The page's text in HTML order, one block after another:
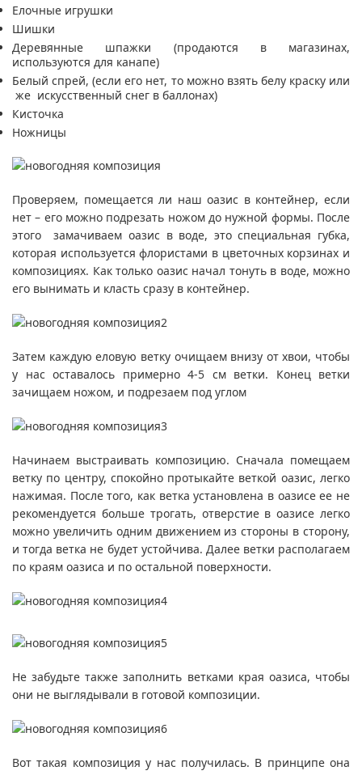
Елочные игрушки
Шишки
Деревянные шпажки (продаются в магазинах,
используются для канапе)
Белый спрей, (если его нет, то можно взять белу краску или
же искусственный снег в баллонах)
Кисточка
Ножницы
Проверяем, помещается ли наш оазис в контейнер, если
нет – его можно подрезать ножом до нужной формы. После
этого замачиваем оазис в воде, это специальная губка,
которая используется флористами в цветочных корзинах и
композициях. Как только оазис начал тонуть в воде, можно
его вынимать и класть сразу в контейнер.
Затем каждую еловую ветку очищаем внизу от хвои, чтобы
у нас оставалось примерно 4-5 см ветки. Конец ветки
зачищаем ножом, и подрезаем под углом
Начинаем выстраивать композицию. Сначала помещаем
ветку по центру, спокойно протыкайте веткой оазис, легко
нажимая. После того, как ветка установлена в оазисе ее не
рекомендуется больше трогать, отверстие в оазисе легко
можно увеличить одним движением из стороны в сторону,
и тогда ветка не будет устойчива. Далее ветки располагаем
по краям оазиса и по остальной поверхности.
Не забудьте также заполнить ветками края оазиса, чтобы
они не выглядывали в готовой композиции.
Вот такая композиция у нас получилась. В принципе она